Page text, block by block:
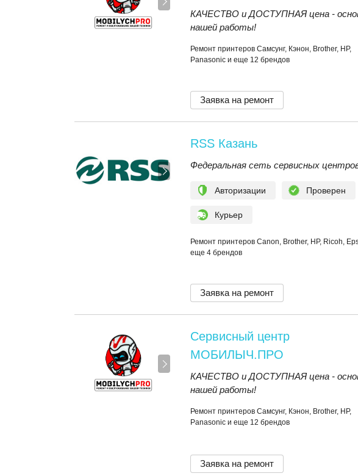
КАЧЕСТВО и ДОСТУПНАЯ цена -
нашей работы!
Ремонт принтеров Самсунг, Кэнон, Brother, HP,
Panasonic и еще 12 брендов
Заявка на ремонт
RSS Казань
Федеральная сеть сервисных
Авторизации Проверен
Курьер
Ремонт принтеров Canon, Brother, HP, Ricoh,
еще 4 брендов
Заявка на ремонт
Сервисный центр
МОБИЛЫЧ.ПРО
КАЧЕСТВО и ДОСТУПНАЯ цена -
нашей работы!
Ремонт принтеров Самсунг, Кэнон, Brother, HP,
Panasonic и еще 12 брендов
Заявка на ремонт